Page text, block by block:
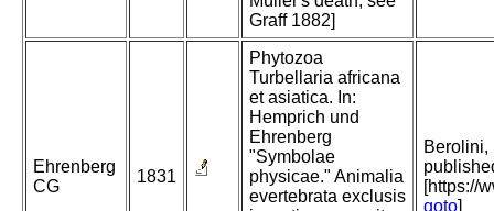
Graff 1882]
Ehrenberg
CG
1831
Phytozoa
Turbellaria africana
et asiatica. In:
Hemprich und
Ehrenberg
"Symbolae
physicae." Animalia
evertebrata exclusis
Berolini,
[https://
goto]